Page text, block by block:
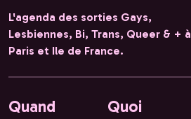
L'agenda des sorties Gays,
Lesbiennes, Bi, Trans, Queer & + à
Paris et Ile de France.
Quand Quoi